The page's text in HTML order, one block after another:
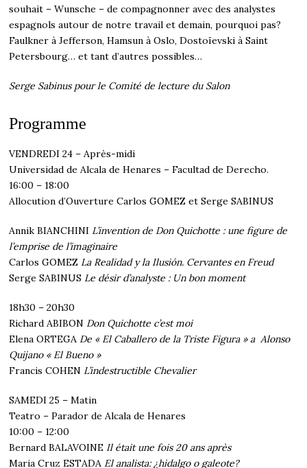
souhait – Wunsche – de compagnonner avec des analystes
espagnols autour de notre travail et demain, pourquoi pas?
Faulkner à Jefferson, Hamsun à Oslo, Dostoïevski à Saint
Petersbourg… et tant d’autres possibles…
Serge Sabinus pour le Comité de lecture du Salon
Programme
VENDREDI 24 – Après-midi
Universidad de Alcala de Henares – Facultad de Derecho.
16:00 – 18:00
Allocution d’Ouverture Carlos GOMEZ et Serge SABINUS
Annik BIANCHINI L’invention de Don Quichotte : une figure de
l’emprise de l’imaginaire
Carlos GOMEZ La Realidad y la Ilusión. Cervantes en Freud
Serge SABINUS Le désir d’analyste : Un bon moment
18h30 – 20h30
Richard ABIBON Don Quichotte c’est moi
Elena ORTEGA De « El Caballero de la Triste Figura » a Alonso
Quijano « El Bueno »
Francis COHEN L’indestructible Chevalier
SAMEDI 25 – Matin
Teatro – Parador de Alcala de Henares
10:00 – 12:00
Bernard BALAVOINE Il était une fois 20 ans après
Maria Cruz ESTADA El analista: ¿hidalgo o galeote?